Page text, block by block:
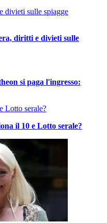
diritti e divieti sulle
si paga l'ingresso:
il 10 e Lotto serale?